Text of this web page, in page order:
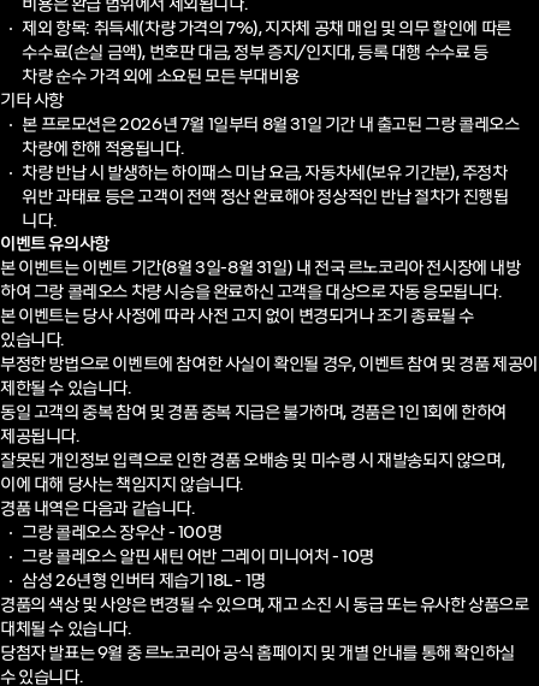
제외 항목: 취득세(차량 가격의 7%), 지자체 공채 매입 및 의무 할인에 따른
수수료(손실 금액), 번호판 대금,정부 증지/인지대, 등록 대행 수수료 등
차량 순수 가격 외에 소요된 모든 부대비용
기타 사항
본 프로모션은 2026년 7월 1일부터 8월 31일 기간 내 출고된 그랑 콜레오스
차량에 한해 적용됩니다.
차량 반납 시 발생하는 하이패스 미납 요금, 자동차세(보유 기간분), 주정차
위반 과태료 등은 고객이 전액 정산 완료해야정상적인 반납 절차가 진행됩
니다.
이벤트 유의사항
본 이벤트는 이벤트 기간(8월 3일-8월 31일) 내 전국 르노코리아 전시장에 내방
하여 그랑 콜레오스 차량 시승을 완료하신고객을 대상으로 자동 응모됩니다.
본 이벤트는 당사 사정에 따라 사전 고지 없이 변경되거나 조기 종료될 수
있습니다.
부정한 방법으로 이벤트에 참여한 사실이 확인될 경우, 이벤트 참여 및 경품 제공이
제한될 수 있습니다.
동일 고객의 중복 참여 및 경품 중복 지급은 불가하며, 경품은 1인 1회에 한하여
제공됩니다.
잘못된 개인정보 입력으로 인한 경품 오배송 및 미수령 시 재발송되지 않으며,
이에 대해 당사는 책임지지 않습니다.
경품 내역은 다음과 같습니다.
그랑 콜레오스 장우산 - 100명
그랑 콜레오스 알핀 새틴 어반 그레이 미니어처 - 10명
삼성 26년형 인버터 제습기 18L - 1명
경품의 색상 및 사양은 변경될 수 있으며, 재고 소진 시 동급 또는 유사한 상품으로
대체될 수 있습니다.
당첨자 발표는 9월 중 르노코리아 공식 홈페이지 및 개별 안내를 통해 확인하실
수 있습니다.